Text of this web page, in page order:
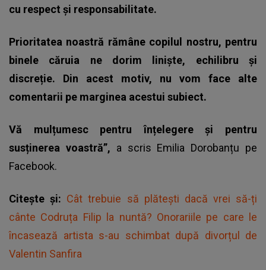
cu respect și responsabilitate.
Prioritatea noastră rămâne copilul nostru, pentru
binele căruia ne dorim liniște, echilibru și
discreție. Din acest motiv, nu vom face alte
comentarii pe marginea acestui subiect.
Vă mulțumesc pentru înțelegere și pentru
susținerea voastră”, a scris Emilia Dorobanțu pe
Facebook.
Citește și: Cât trebuie să plătești dacă vrei să-ți
cânte Codruța Filip la nuntă? Onorariile pe care le
încasează artista s-au schimbat după divorțul de
Valentin Sanfira